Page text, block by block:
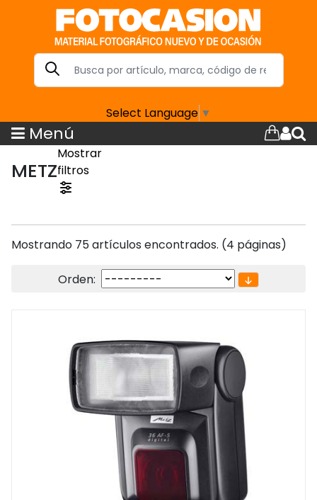
Select Language ▼
Menú
METZ
Mostrar
filtros
Mostrando 75 artículos encontrados. (4 páginas)
Orden: